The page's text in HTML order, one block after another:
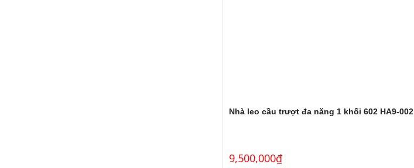
Nhà leo cầu trượt đa năng 1 khối 602 HA9-002
9,500,000₫